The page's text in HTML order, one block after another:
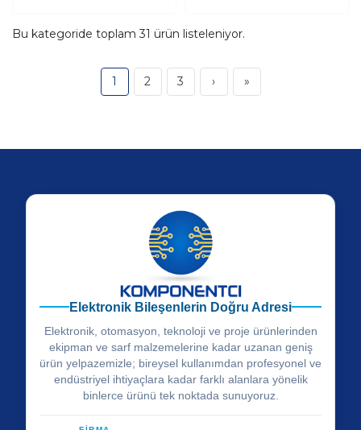
Bu kategoride toplam31 ürün listeleniyor.
1 2 3 › »
Elektronik Bileşenlerin Doğru Adresi
Elektronik, otomasyon, teknoloji ve proje ürünlerinden
ekipman ve sarf malzemelerine kadar uzanan geniş
ürün yelpazemizle; bireysel kullanımdan profesyonel ve
endüstriyel ihtiyaçlara kadar farklı alanlara yönelik
binlerce ürünü tek noktada sunuyoruz.